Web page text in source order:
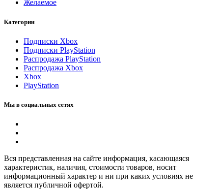
Желаемое
Категории
Подписки Xbox
Подписки PlayStation
Распродажа PlayStation
Распродажа Xbox
Xbox
PlayStation
Мы в социальных сетях
Вся представленная на сайте информация, касающаяся
характеристик, наличия, стоимости товаров, носит
информационный характер и ни при каких условиях не
является публичной офертой.